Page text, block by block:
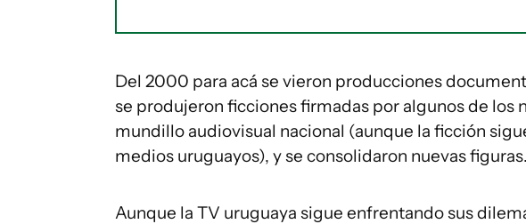
Del 2000 para acá se vieron producciones
se produjeron ficciones firmadas por algunos de los
mundillo audiovisual nacional (aunque la ficción
medios uruguayos), y se consolidaron nuevas figuras.
Aunque la TV uruguaya sigue enfrentando sus